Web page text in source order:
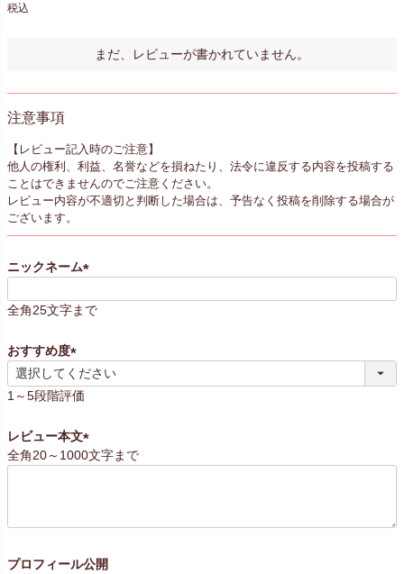
税込
まだ、レビューが書かれていません。
注意事項
【レビュー記入時のご注意】
他人の権利、利益、名誉などを損ねたり、法令に違反する内容を投稿する
ことはできませんのでご注意ください。
レビュー内容が不適切と判断した場合は、予告なく投稿を削除する場合が
ございます。
ニックネーム
必
全角25文字まで
おすすめ度
(
必
)
1～5段階評価
レビュー本文
(
全角20～1000文字まで
プロフィール公開